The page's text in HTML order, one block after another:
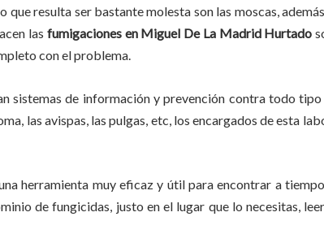
resulta ser bastante molesta son las moscas,
las fumigacionesen Miguel De La Madrid Hurtado
con el problema.
sistemas de información y prevención contra todo
las avispas, las pulgas, etc, los encargados de esta
herramienta muy eficaz y útil para encontrar a
de fungicidas, justo en el lugar que lo necesitas,